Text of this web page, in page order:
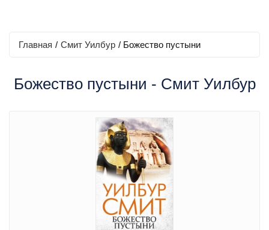
Главная / Смит Уилбур / Божество пустыни
Божество пустыни - Смит Уилбур